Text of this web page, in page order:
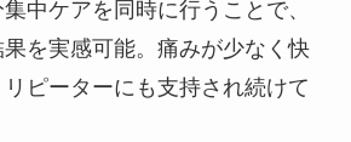
中ケアを同時に行うことで、
を実感可能。痛みが少なく快
ピーターにも支持され続けて